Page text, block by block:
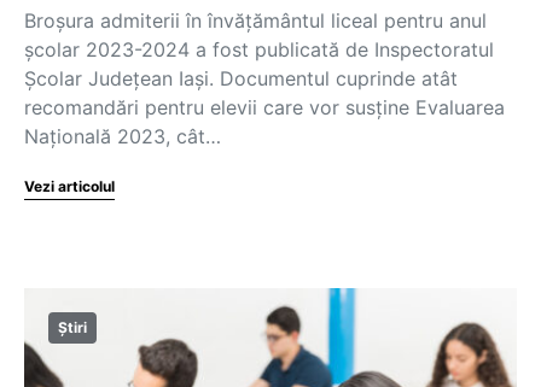
Broșura admiterii în învățământul liceal pentru anul
școlar 2023-2024 a fost publicată de Inspectoratul
Școlar Județean Iași. Documentul cuprinde atât
recomandări pentru elevii care vor susține Evaluarea
Națională 2023, cât…
Vezi articolul
Știri